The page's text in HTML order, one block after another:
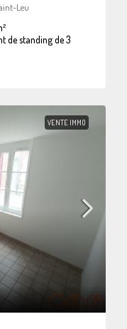
Leu
de standing de 3
VENTE IMMO